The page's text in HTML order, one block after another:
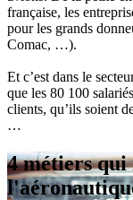
française, les
pour les grands
Comac, …).
Et c’est dans le
que les 80 100
clients, qu’ils soient
…
4 métiers